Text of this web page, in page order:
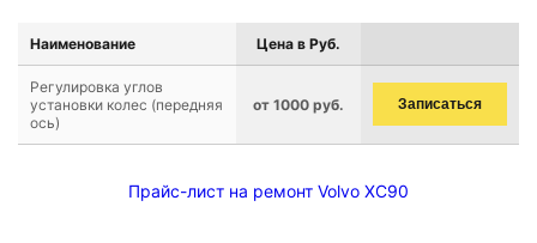
Наименование Цена в Руб.
Регулировка углов
установки колес (передняя
ось)
от 1000 руб. Записаться
Прайс-лист на ремонт Volvo XC90